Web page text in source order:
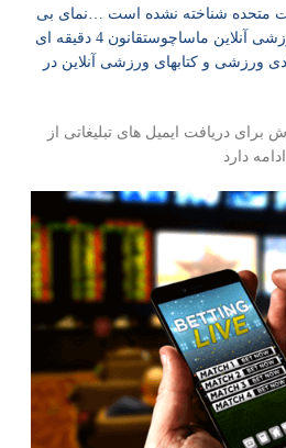
متحده شناخته نشده است …نمای بی
آنلاین ماساچوست
قانون 4 دقیقه ای
بندی ورزشی و کتابهای ورزشی آنلاین در
برای دریافت ایمیل های تبلیغاتی از